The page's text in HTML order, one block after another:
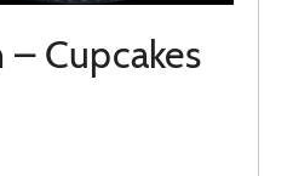
Cupcakes